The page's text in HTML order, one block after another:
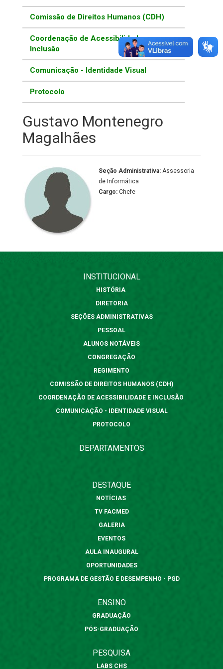
Comissão de Direitos Humanos (CDH)
Coordenação de Acessibilidade e
Inclusão
Comunicação - Identidade Visual
Protocolo
Gustavo Montenegro
Magalhães
Seção Administrativa: Assessoria
de Informática
Cargo: Chefe
INSTITUCIONAL
HISTÓRIA
DIRETORIA
SEÇÕES ADMINISTRATIVAS
PESSOAL
ALUNOS NOTÁVEIS
CONGREGAÇÃO
REGIMENTO
COMISSÃO DE DIREITOS HUMANOS (CDH)
COORDENAÇÃO DE ACESSIBILIDADE E INCLUSÃO
COMUNICAÇÃO - IDENTIDADE VISUAL
PROTOCOLO
DEPARTAMENTOS
DESTAQUE
NOTÍCIAS
TV FACMED
GALERIA
EVENTOS
AULA INAUGURAL
OPORTUNIDADES
PROGRAMA DE GESTÃO E DESEMPENHO - PGD
ENSINO
GRADUAÇÃO
PÓS-GRADUAÇÃO
PESQUISA
LABS CHS